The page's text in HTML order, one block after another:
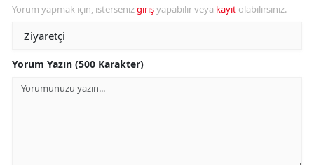
Yorum yapmak için, istersenizgirişyapabilir veya kayıt olabilirsiniz.
Yorum Yazın (500 Karakter)